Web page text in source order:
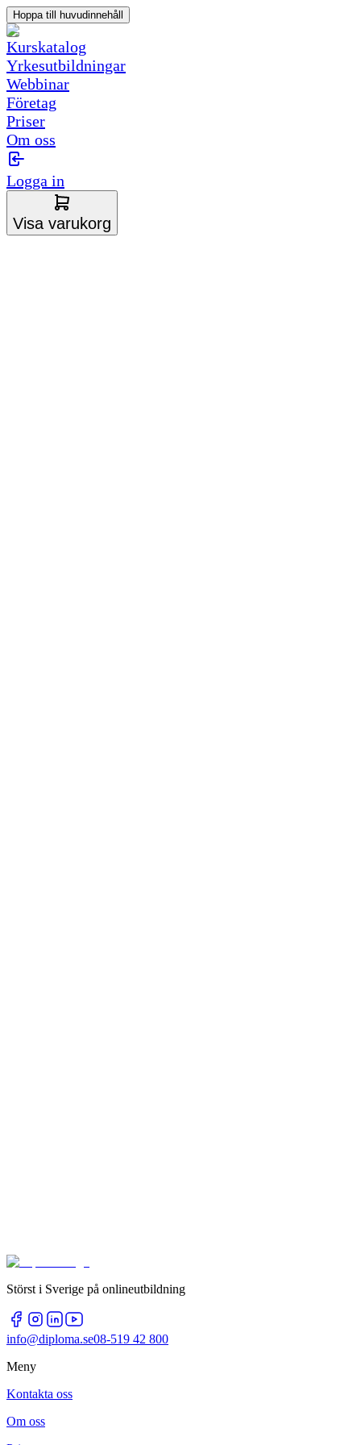
Hoppa till huvudinnehåll
Kurskatalog
Yrkesutbildningar
Webbinar
Företag
Priser
Om oss
Logga in
Visa varukorg
Störst i Sverige på onlineutbildning
info@diploma.se08-519 42 800
Meny
Kontakta oss
Om oss